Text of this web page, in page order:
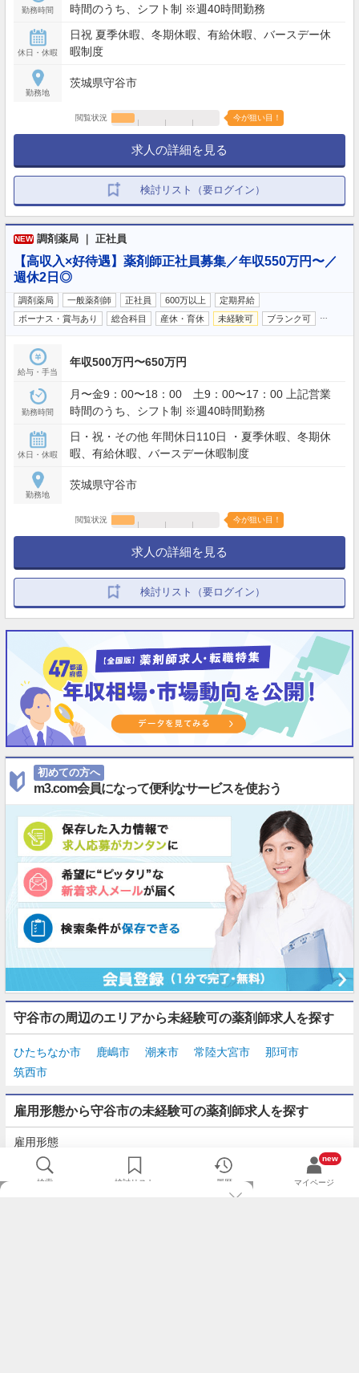
勤務時間
時間のうち、シフト制 ※週40時間勤務
休日・休暇
日祝 夏季休暇、冬期休暇、有給休暇、バースデー休
暇制度
勤務地
茨城県守谷市
閲覧状況 今が狙い目！
求人の詳細を見る
検討リスト（要ログイン）
NEW 調剤薬局 ｜ 正社員
【高収入×好待遇】薬剤師正社員募集／年収550万円〜／
週休2日◎
調剤薬局 一般薬剤師 正社員 600万以上
定期昇給
ボーナス・賞与あり
総合科目 産休・育休 未経験可 ブランク可
給与・手当
年収500万円〜650万円
勤務時間
月〜金9：00〜18：00 土9：00〜17：00 上記営業
時間のうち、シフト制 ※週40時間勤務
休日・休暇
日・祝・その他 年間休日110日 ・夏季休暇、冬期休
暇、有給休暇、バースデー休暇制度
勤務地
茨城県守谷市
閲覧状況 今が狙い目！
求人の詳細を見る
検討リスト（要ログイン）
初めての方へ
m3.com会員になって便利なサービスを使おう
守谷市の周辺のエリアから未経験可の薬剤師求人を探す
ひたちなか市 鹿嶋市 潮来市 常陸大宮市
那珂市
筑西市
雇用形態から守谷市の未経験可の薬剤師求人を探す
雇用形態
正社員
派遣 パート・アルバイト
検索 検討リスト 履歴
new
マイページ